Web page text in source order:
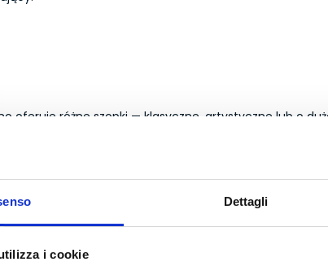
Dettagli
i cookie
oferuje różne szopki — klasyczne, artystyczne lub o
Przykłady:
aranżacja ze scenami i figurkami.
z Asyżu: z tradycyjnymi figurkami i dbałością o
np. w Kościele Teatynów – często są
magię świąt, odwiedź szopki wieczorem — światła i